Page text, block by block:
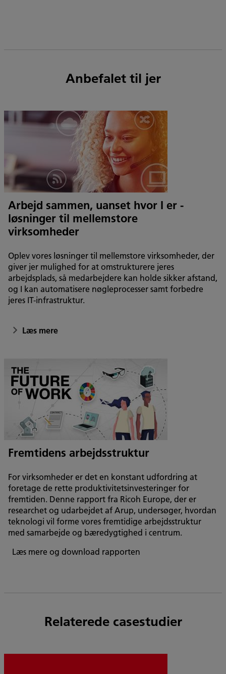
Anbefalet til jer
Arbejd sammen, uanset hvor I er -
løsninger til mellemstore
virksomheder
Oplev vores løsninger til mellemstore virksomheder, der
giver jer mulighed for at omstrukturere jeres
arbejdsplads, så medarbejdere kan holde sikker afstand,
og I kan automatisere nøgleprocesser samt forbedre
jeres IT-infrastruktur.
Læs mere
Fremtidens arbejdsstruktur
For virksomheder er det en konstant udfordring at
foretage de rette produktivitetsinvesteringer for
fremtiden. Denne rapport fra Ricoh Europe, der er
researchet og udarbejdet af Arup, undersøger, hvordan
teknologi vil forme vores fremtidige arbejdsstruktur
med samarbejde og bæredygtighed i centrum.
Læs mere og download rapporten
Relaterede casestudier